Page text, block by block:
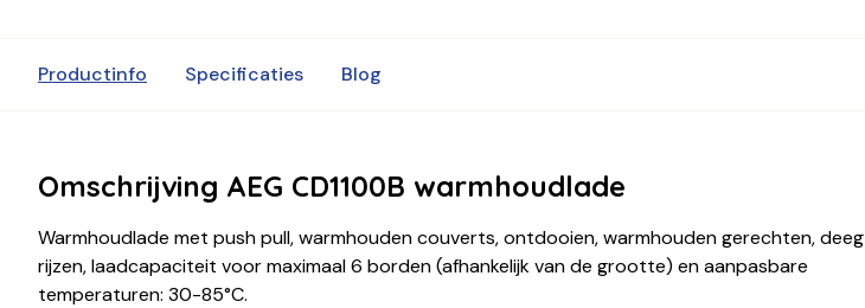
Productinfo Specificaties Blog
Omschrijving AEG CD1100B warmhoudlade
Warmhoudlade met push pull, warmhouden couverts, ontdooien, warmhouden gerechten, deeg
rijzen, laadcapaciteit voor maximaal 6 borden (afhankelijk van de grootte) en aanpasbare
temperaturen: 30-85°C.